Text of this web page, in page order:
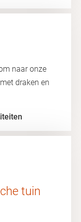
naar onze
draken en
tuin